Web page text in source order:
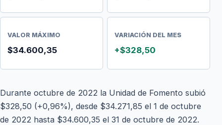
VALOR MÁXIMO
$34.600,35
VARIACIÓN DEL MES
+$328,50
Durante octubre de 2022 la Unidad de Fomento subió
$328,50 (+0,96%), desde $34.271,85 el 1 de octubre
de 2022 hasta $34.600,35 el 31 de octubre de 2022.